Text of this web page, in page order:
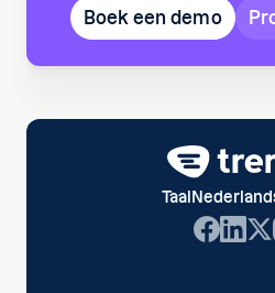
Boek een demo
Taal